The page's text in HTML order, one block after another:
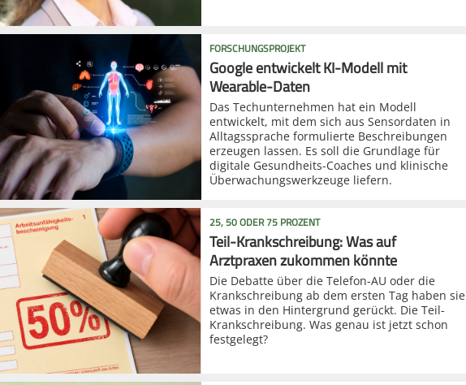
FORSCHUNGSPROJEKT
Google entwickelt KI-Modell mit
Wearable-Daten
Das Techunternehmen hat ein Modell
entwickelt, mit dem sich aus Sensordaten in
Alltagssprache formulierte Beschreibungen
erzeugen lassen. Es soll die Grundlage für
digitale Gesundheits-Coaches und klinische
Überwachungswerkzeuge liefern.
25, 50 ODER 75 PROZENT
Teil-Krankschreibung: Was auf
Arztpraxen zukommen könnte
Die Debatte über die Telefon-AU oder die
Krankschreibung ab dem ersten Tag haben sie
etwas in den Hintergrund gerückt. Die Teil-
Krankschreibung. Was genau ist jetzt schon
festgelegt?